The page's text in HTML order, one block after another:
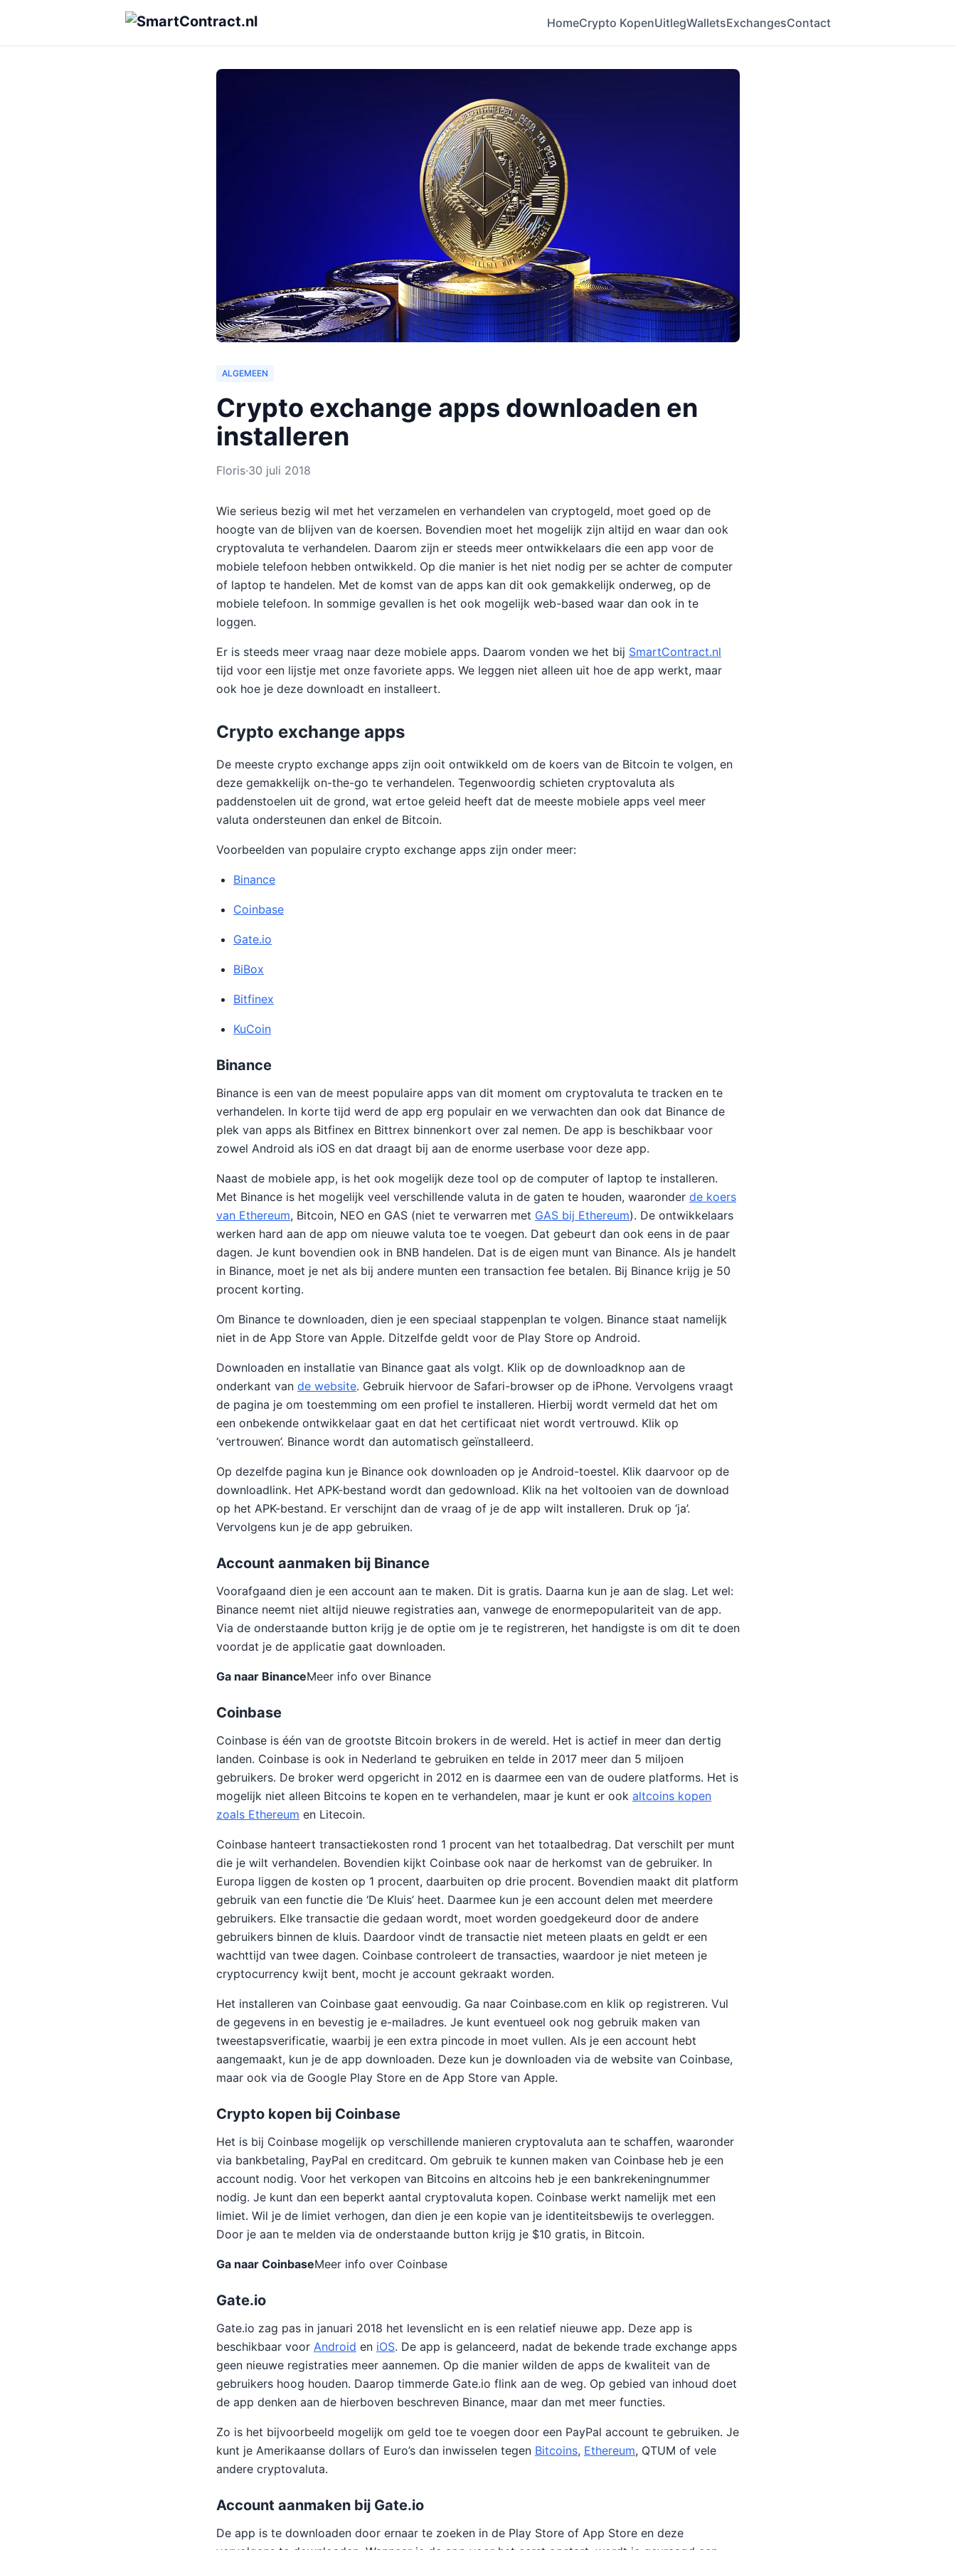
HomeCrypto KopenUitlegWalletsExchangesContact
ALGEMEEN
Crypto exchange apps downloaden en
installeren
Floris·30 juli 2018
Wie serieus bezig wil met het verzamelen en verhandelen van cryptogeld, moet goed op de
hoogte van de blijven van de koersen. Bovendien moet het mogelijk zijn altijd en waar dan ook
cryptovaluta te verhandelen. Daarom zijn er steeds meer ontwikkelaars die een app voor de
mobiele telefoon hebben ontwikkeld. Op die manier is het niet nodig per se achter de computer
of laptop te handelen. Met de komst van de apps kan dit ook gemakkelijk onderweg, op de
mobiele telefoon. In sommige gevallen is het ook mogelijk web-based waar dan ook in te
loggen.
Er is steeds meer vraag naar deze mobiele apps. Daarom vonden we het bij SmartContract.nl
tijd voor een lijstje met onze favoriete apps. We leggen niet alleen uit hoe de app werkt, maar
ook hoe je deze downloadt en installeert.
Crypto exchange apps
De meeste crypto exchange apps zijn ooit ontwikkeld om de koers van de Bitcoin te volgen, en
deze gemakkelijk on-the-go te verhandelen. Tegenwoordig schieten cryptovaluta als
paddenstoelen uit de grond, wat ertoe geleid heeft dat de meeste mobiele apps veel meer
valuta ondersteunen dan enkel de Bitcoin.
Voorbeelden van populaire crypto exchange apps zijn onder meer:
Binance
Coinbase
Gate.io
BiBox
Bitfinex
KuCoin
Binance
Binance is een van de meest populaire apps van dit moment om cryptovaluta te tracken en te
verhandelen. In korte tijd werd de app erg populair en we verwachten dan ook dat Binance de
plek van apps als Bitfinex en Bittrex binnenkort over zal nemen. De app is beschikbaar voor
zowel Android als iOS en dat draagt bij aan de enorme userbase voor deze app.
Naast de mobiele app, is het ook mogelijk deze tool op de computer of laptop te installeren.
Met Binance is het mogelijk veel verschillende valuta in de gaten te houden, waaronder de koers
van Ethereum, Bitcoin, NEO en GAS (niet te verwarren met GAS bij Ethereum). De ontwikkelaars
werken hard aan de app om nieuwe valuta toe te voegen. Dat gebeurt dan ook eens in de paar
dagen. Je kunt bovendien ook in BNB handelen. Dat is de eigen munt van Binance. Als je handelt
in Binance, moet je net als bij andere munten een transaction fee betalen. Bij Binance krijg je 50
procent korting.
Om Binance te downloaden, dien je een speciaal stappenplan te volgen. Binance staat namelijk
niet in de App Store van Apple. Ditzelfde geldt voor de Play Store op Android.
Downloaden en installatie van Binance gaat als volgt. Klik op de downloadknop aan de
onderkant van de website. Gebruik hiervoor de Safari-browser op de iPhone. Vervolgens vraagt
de pagina je om toestemming om een profiel te installeren. Hierbij wordt vermeld dat het om
een onbekende ontwikkelaar gaat en dat het certificaat niet wordt vertrouwd. Klik op
‘vertrouwen’. Binance wordt dan automatisch geïnstalleerd.
Op dezelfde pagina kun je Binance ook downloaden op je Android-toestel. Klik daarvoor op de
downloadlink. Het APK-bestand wordt dan gedownload. Klik na het voltooien van de download
op het APK-bestand. Er verschijnt dan de vraag of je de app wilt installeren. Druk op ‘ja’.
Vervolgens kun je de app gebruiken.
Account aanmaken bij Binance
Voorafgaand dien je een account aan te maken. Dit is gratis. Daarna kun je aan de slag. Let wel:
Binance neemt niet altijd nieuwe registraties aan, vanwege de enormepopulariteit van de app.
Via de onderstaande button krijg je de optie om je te registreren, het handigste is om dit te doen
voordat je de applicatie gaat downloaden.
Ga naar BinanceMeer info over Binance
Coinbase
Coinbase is één van de grootste Bitcoin brokers in de wereld. Het is actief in meer dan dertig
landen. Coinbase is ook in Nederland te gebruiken en telde in 2017 meer dan 5 miljoen
gebruikers. De broker werd opgericht in 2012 en is daarmee een van de oudere platforms. Het is
mogelijk niet alleen Bitcoins te kopen en te verhandelen, maar je kunt er ook altcoins kopen
zoals Ethereum en Litecoin.
Coinbase hanteert transactiekosten rond 1 procent van het totaalbedrag. Dat verschilt per munt
die je wilt verhandelen. Bovendien kijkt Coinbase ook naar de herkomst van de gebruiker. In
Europa liggen de kosten op 1 procent, daarbuiten op drie procent. Bovendien maakt dit platform
gebruik van een functie die ‘De Kluis’ heet. Daarmee kun je een account delen met meerdere
gebruikers. Elke transactie die gedaan wordt, moet worden goedgekeurd door de andere
gebruikers binnen de kluis. Daardoor vindt de transactie niet meteen plaats en geldt er een
wachttijd van twee dagen. Coinbase controleert de transacties, waardoor je niet meteen je
cryptocurrency kwijt bent, mocht je account gekraakt worden.
Het installeren van Coinbase gaat eenvoudig. Ga naar Coinbase.com en klik op registreren. Vul
de gegevens in en bevestig je e-mailadres. Je kunt eventueel ook nog gebruik maken van
tweestapsverificatie, waarbij je een extra pincode in moet vullen. Als je een account hebt
aangemaakt, kun je de app downloaden. Deze kun je downloaden via de website van Coinbase,
maar ook via de Google Play Store en de App Store van Apple.
Crypto kopen bij Coinbase
Het is bij Coinbase mogelijk op verschillende manieren cryptovaluta aan te schaffen, waaronder
via bankbetaling, PayPal en creditcard. Om gebruik te kunnen maken van Coinbase heb je een
account nodig. Voor het verkopen van Bitcoins en altcoins heb je een bankrekeningnummer
nodig. Je kunt dan een beperkt aantal cryptovaluta kopen. Coinbase werkt namelijk met een
limiet. Wil je de limiet verhogen, dan dien je een kopie van je identiteitsbewijs te overleggen.
Door je aan te melden via de onderstaande button krijg je $10 gratis, in Bitcoin.
Ga naar CoinbaseMeer info over Coinbase
Gate.io
Gate.io zag pas in januari 2018 het levenslicht en is een relatief nieuwe app. Deze app is
beschikbaar voor Android en iOS. De app is gelanceerd, nadat de bekende trade exchange apps
geen nieuwe registraties meer aannemen. Op die manier wilden de apps de kwaliteit van de
gebruikers hoog houden. Daarop timmerde Gate.io flink aan de weg. Op gebied van inhoud doet
de app denken aan de hierboven beschreven Binance, maar dan met meer functies.
Zo is het bijvoorbeeld mogelijk om geld toe te voegen door een PayPal account te gebruiken. Je
kunt je Amerikaanse dollars of Euro’s dan inwisselen tegen Bitcoins, Ethereum, QTUM of vele
andere cryptovaluta.
Account aanmaken bij Gate.io
De app is te downloaden door ernaar te zoeken in de Play Store of App Store en deze